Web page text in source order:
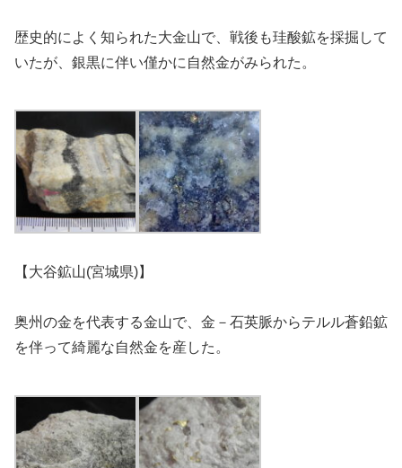
歴史的によく知られた大金山で、戦後も珪酸鉱を採掘して
いたが、銀黒に伴い僅かに自然金がみられた。
【大谷鉱山(宮城県)】
奥州の金を代表する金山で、金－石英脈からテルル蒼鉛鉱
を伴って綺麗な自然金を産した。